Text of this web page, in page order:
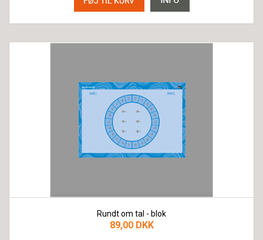
Rundt om tal - blok
89,00 DKK